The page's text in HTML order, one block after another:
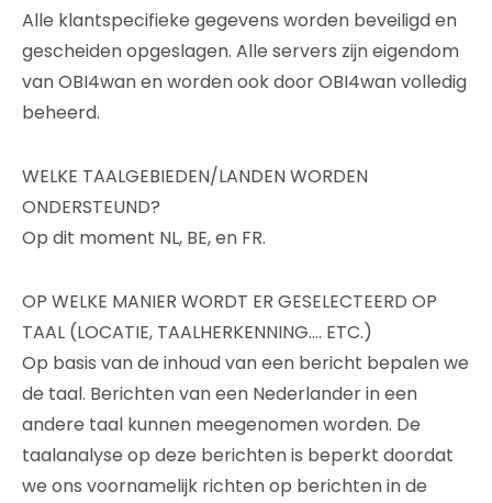
Alle klantspecifieke gegevens worden beveiligd en
gescheiden opgeslagen. Alle servers zijn eigendom
van OBI4wan en worden ook door OBI4wan volledig
beheerd.
WELKE TAALGEBIEDEN/LANDEN WORDEN
ONDERSTEUND?
Op dit moment NL, BE, en FR.
OP WELKE MANIER WORDT ER GESELECTEERD OP
TAAL (LOCATIE, TAALHERKENNING…. ETC.)
Op basis van de inhoud van een bericht bepalen we
de taal. Berichten van een Nederlander in een
andere taal kunnen meegenomen worden. De
taalanalyse op deze berichten is beperkt doordat
we ons voornamelijk richten op berichten in de